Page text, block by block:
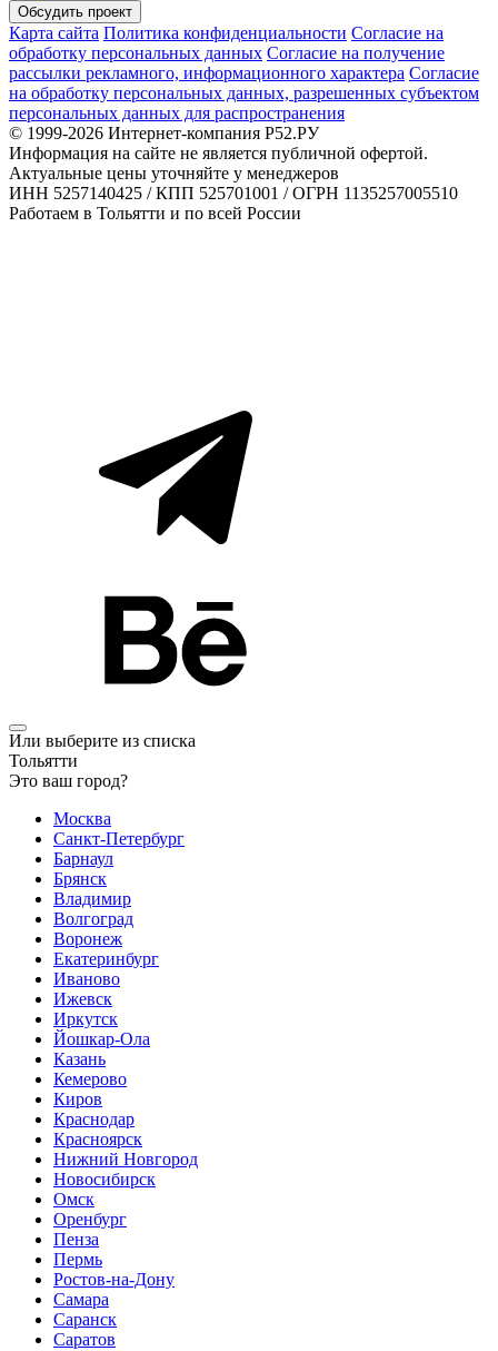
Обсудить проект
Карта сайта Политика конфиденциальности Согласие на
обработку персональных данных Согласие на получение
рассылки рекламного, информационного характера Согласие
на обработку персональных данных, разрешенных субъектом
персональных данных для распространения
© 1999-2026 Интернет-компания Р52.РУ
Информация на сайте не является публичной офертой.
Актуальные цены уточняйте у менеджеров
ИНН 5257140425 / КПП 525701001 / ОГРН 1135257005510
Работаем в Тольятти и по всей России
Или выберите из списка
Тольятти
Это ваш город?
Москва
Санкт-Петербург
Барнаул
Брянск
Владимир
Волгоград
Воронеж
Екатеринбург
Иваново
Ижевск
Иркутск
Йошкар-Ола
Казань
Кемерово
Киров
Краснодар
Красноярск
Нижний Новгород
Новосибирск
Омск
Оренбург
Пенза
Пермь
Ростов-на-Дону
Самара
Саранск
Саратов